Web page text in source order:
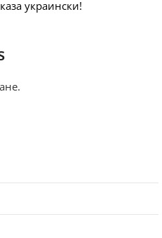
украински!